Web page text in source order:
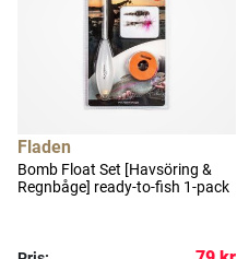
Fladen
Bomb Float Set [Havsöring &
Regnbåge] ready-to-fish 1-pack